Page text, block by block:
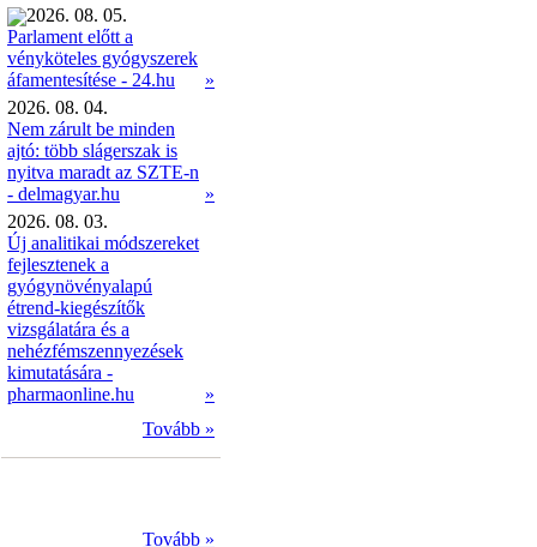
2026. 08. 05.
Parlament előtt a
vényköteles gyógyszerek
áfamentesítése - 24.hu
»
2026. 08. 04.
Nem zárult be minden
ajtó: több slágerszak is
nyitva maradt az SZTE-n
- delmagyar.hu
»
2026. 08. 03.
Új analitikai módszereket
fejlesztenek a
gyógynövényalapú
étrend-kiegészítők
vizsgálatára és a
nehézfémszennyezések
kimutatására -
pharmaonline.hu
»
Tovább »
Tovább »